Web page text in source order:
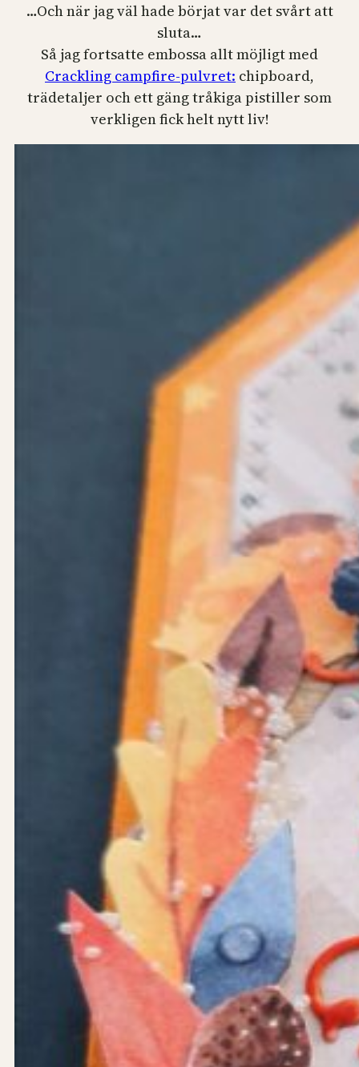
…Och när jag väl hade börjat var det svårt att
sluta…
Så jag fortsatte embossa allt möjligt med
Crackling campfire-pulvret: chipboard,
trädetaljer och ett gäng tråkiga pistiller som
verkligen fick helt nytt liv!